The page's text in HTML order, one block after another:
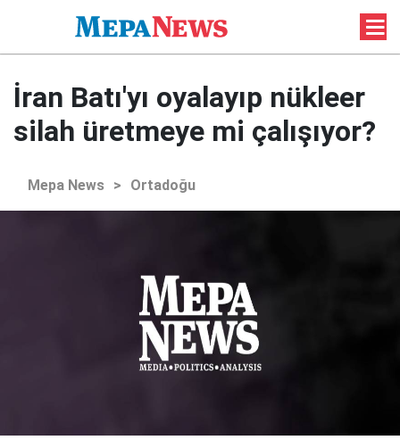
İran Batı'yı oyalayıp nükleer
silah üretmeye mi çalışıyor?
Mepa News > Ortadoğu